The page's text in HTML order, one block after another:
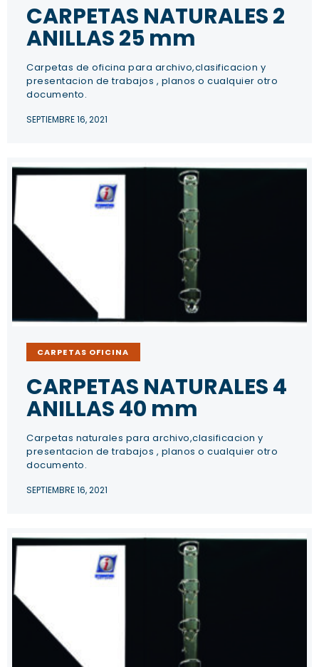
CARPETAS NATURALES 2
ANILLAS 25 mm
Carpetas de oficina para archivo,clasificacion y
presentacion de trabajos , planos o cualquier otro
documento.
SEPTIEMBRE 16, 2021
CARPETAS OFICINA
CARPETAS NATURALES 4
ANILLAS 40 mm
Carpetas naturales para archivo,clasificacion y
presentacion de trabajos , planos o cualquier otro
documento.
SEPTIEMBRE 16, 2021